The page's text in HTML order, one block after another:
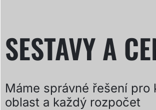
SESTAVY A
Máme správné řešení pro
oblast a každý rozpočet